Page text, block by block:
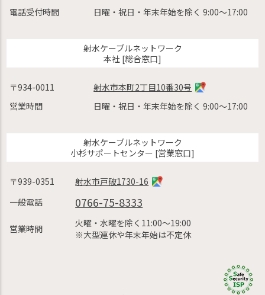
電話受付時間 日曜・祝日・年末年始を除く 9:00〜17:00
射水ケーブルネットワーク
本社 [総合窓口]
〒934-0011
射水市本町2丁目10番30号
営業時間
日曜・祝日・年末年始を除く 9:00〜17:00
射水ケーブルネットワーク
小杉サポートセンター [営業窓口]
〒939-0351
射水市戸破1730-16
一般電話
0766-75-8333
営業時間
火曜・水曜を除く11:00〜19:00
※大型連休や年末年始は不定休